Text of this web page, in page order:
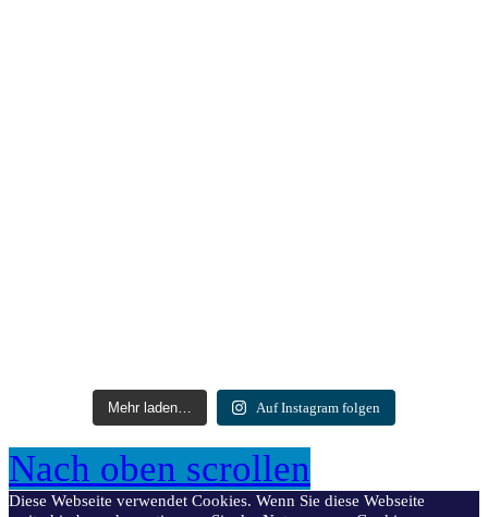
Mehr laden… Auf Instagram folgen
Nach oben scrollen
Diese Webseite verwendet Cookies. Wenn Sie diese Webseite